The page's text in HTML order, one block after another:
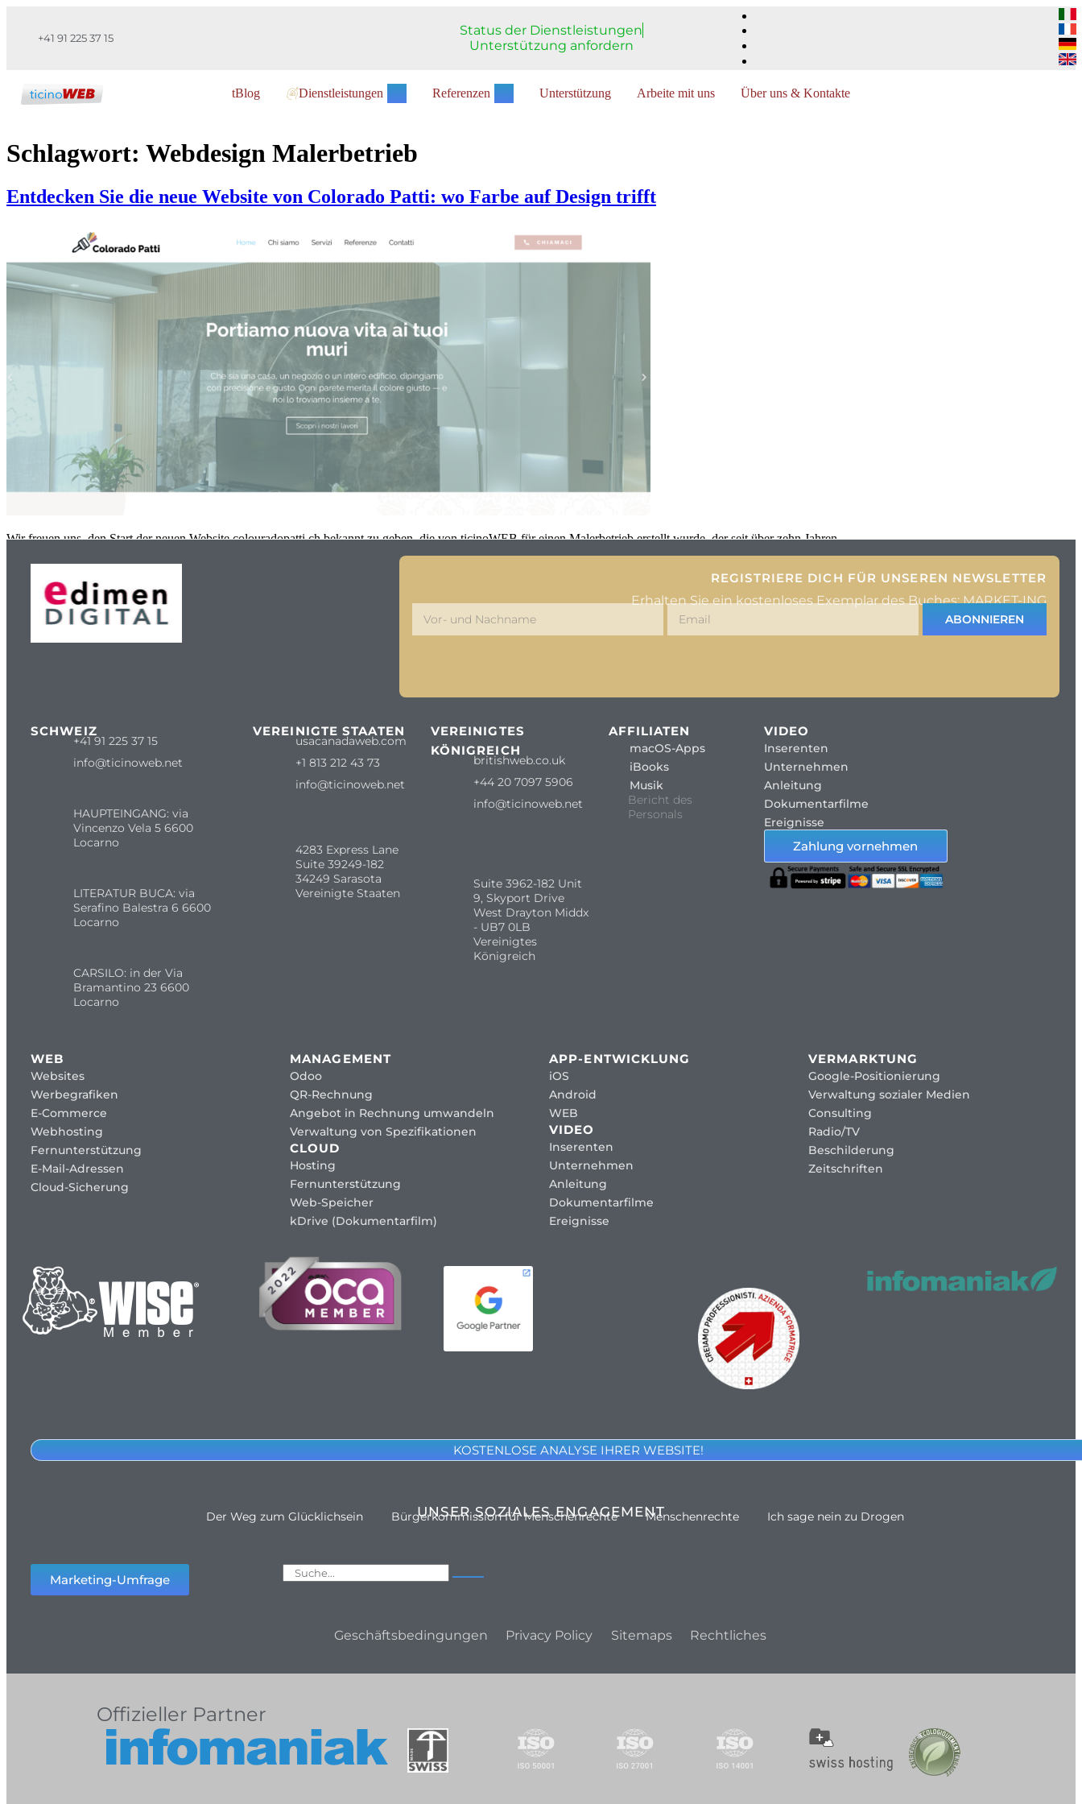
+41 91 225 37 15
Status der Dienstleistungen
Unterstützung anfordern
tBlog Dienstleistungen Referenzen Unterstützung Arbeite mit uns Über uns & Kontakte
Schlagwort: Webdesign Malerbetrieb
Entdecken Sie die neue Website von Colorado Patti: wo Farbe auf Design trifft
Wir freuen uns, den Start der neuen Website colouradopatti.ch bekannt zu geben, die von ticinoWEB für einen Malerbetrieb erstellt wurde, der seit über zehn Jahren
REGISTRIERE DICH FÜR UNSEREN NEWSLETTER
Erhalten Sie ein kostenloses Exemplar des Buches: MARKET-ING
ABONNIEREN
SCHWEIZ
+41 91 225 37 15
info@ticinoweb.net
HAUPTEINGANG: via
Vincenzo Vela 5 6600
Locarno
LITERATUR BUCA: via
Serafino Balestra 6 6600
Locarno
CARSILO: in der Via
Bramantino 23 6600
Locarno
VEREINIGTE STAATEN
usacanadaweb.com
+1 813 212 43 73
info@ticinoweb.net
4283 Express Lane
Suite 39249-182
34249 Sarasota
Vereinigte Staaten
VEREINIGTES
KÖNIGREICH
britishweb.co.uk
+44 20 7097 5906
info@ticinoweb.net
Suite 3962-182 Unit
9, Skyport Drive
West Drayton Middx
- UB7 0LB
Vereinigtes
Königreich
AFFILIATEN
macOS-Apps
iBooks
Musik
Bericht des
Personals
VIDEO
Inserenten
Unternehmen
Anleitung
Dokumentarfilme
Ereignisse
Zahlung vornehmen
WEB
Websites
Werbegrafiken
E-Commerce
Webhosting
Fernunterstützung
E-Mail-Adressen
Cloud-Sicherung
MANAGEMENT
Odoo
QR-Rechnung
Angebot in Rechnung umwandeln
Verwaltung von Spezifikationen
CLOUD
Hosting
Fernunterstützung
Web-Speicher
kDrive (Dokumentarfilm)
APP-ENTWICKLUNG
iOS
Android
WEB
VIDEO
Inserenten
Unternehmen
Anleitung
Dokumentarfilme
Ereignisse
VERMARKTUNG
Google-Positionierung
Verwaltung sozialer Medien
Consulting
Radio/TV
Beschilderung
Zeitschriften
KOSTENLOSE ANALYSE IHRER WEBSITE!
UNSER SOZIALES ENGAGEMENT
Der Weg zum Glücklichsein Bürgerkommission für Menschenrechte Menschenrechte Ich sage nein zu Drogen
Marketing-Umfrage
Geschäftsbedingungen Privacy Policy Sitemaps Rechtliches
Offizieller Partner